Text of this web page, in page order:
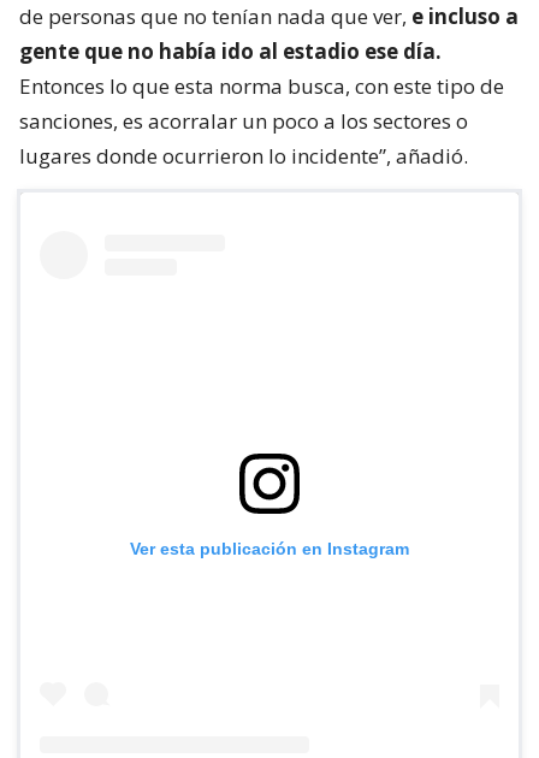
de personas que no tenían nada que ver, e incluso a
gente que no había ido al estadio ese día.
Entonces lo que esta norma busca, con este tipo de
sanciones, es acorralar un poco a los sectores o
lugares donde ocurrieron lo incidente”, añadió.
Ver esta publicación en Instagram